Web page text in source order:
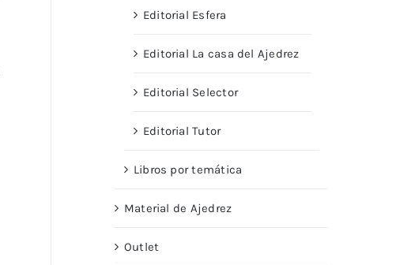
Editorial Esfera
Editorial La casa del Ajedrez
Editorial Selector
Editorial Tutor
Libros por temática
Material de Ajedrez
Outlet